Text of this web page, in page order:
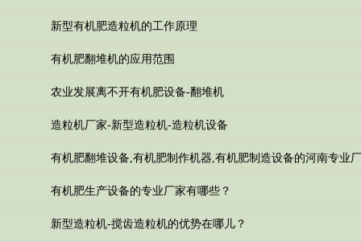
新型有机肥造粒机的工作原理
有机肥翻堆机的应用范围
农业发展离不开有机肥设备-翻堆机
造粒机厂家-新型造粒机-造粒机设备
有机肥翻堆设备,有机肥制作机器,有机肥制造设备的河南专业
有机肥生产设备的专业厂家有哪些？
新型造粒机-搅齿造粒机的优势在哪儿？